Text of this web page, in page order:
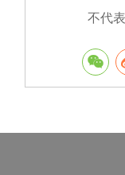
不代